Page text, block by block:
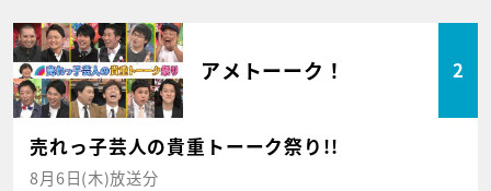
アメトーーク！ 2
売れっ子芸人の貴重トーーク祭り!!
8月6日(木)放送分